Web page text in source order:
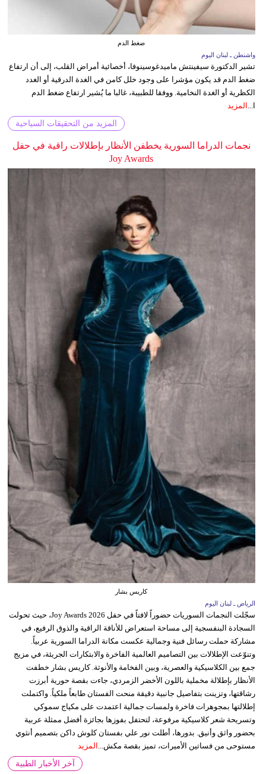
ضغط الدم
واشنطن ـ لبنان اليوم
تشير الدكتورة سيفينتش ماميدغوسينوفا، أخصائية أمراض القلب، إلى أن ارتفاع
ضغط الدم قد يكون مؤشرا على وجود خلل كامن في الغدة الدرقية أو الغدد
الكظرية أو الغدة النخامية. ووفقا للطبيبة، غالبا ما يُشير ارتفاع ضغط الدم
ا...
المزيد
المزيد من التحقيقات السياحية
نجمات الدراما السورية يخطفن الأنظار بإطلالات راقية في حفل
Joy Awards
كاريس بشار
الرياض ـ لبنان اليوم
سجّلت النجمات السوريات حضوراً لافتاً في حفل Joy Awards 2026، حيث تحولت
السجادة البنفسجية إلى مساحة استعراض للأناقة الراقية والذوق الرفيع، في
مشاركة حملت رسائل فنية وجمالية عكست مكانة الدراما السورية عربياً.
وتنوّعت الإطلالات بين التصاميم العالمية الفاخرة والابتكارات الجريئة، في مزيج
جمع بين الكلاسيكية والعصرية، وبين الفخامة والأنوثة. كاريس بشار خطفت
الأنظار بإطلالة مخملية باللون الأخضر الزمردي، جاءت بقصة حورية أبرزت
رشاقتها، وتزينت بتفاصيل جانبية دقيقة منحت الفستان طابعاً ملكياً. واكتملت
إطلالتها بمجوهرات فاخرة ولمسات جمالية اعتمدت على مكياج سموكي
وتسريحة شعر كلاسيكية مرفوعة، لتحتفل بفوزها بجائزة أفضل ممثلة عربية
بحضور واثق وأنيق. بدورها، أطلت نور علي بفستان كلوش داكن بتصميم أنثوي
مستوحى من فساتين الأميرات، تميز بقصة مكش...
المزيد
آخر الأخبار الطبية